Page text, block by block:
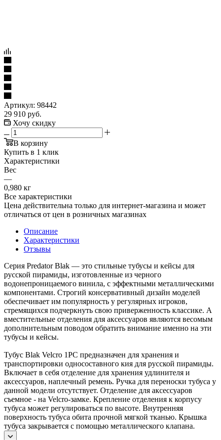
Артикул: 98442
29 910 руб.
Хочу скидку
В корзину
Купить в 1 клик
Характеристики
Вес
—
0,980 кг
Все характеристики
Цена действительна только для интернет-магазина и может
отличаться от цен в розничных магазинах
Описание
Характеристики
Отзывы
Серия Predator Blak — это стильные тубусы и кейсы для
русской пирамиды, изготовленные из черного
водонепроницаемого винила, с эффектными металлическими
компонентами. Строгий консервативный дизайн моделей
обеспечивает им популярность у регулярных игроков,
стремящихся подчеркнуть свою приверженность классике. А
вместительные отделения для аксессуаров являются весомым
дополнительным поводом обратить внимание именно на эти
тубусы и кейсы.
Тубус Blak Velcro 1PC предназначен для хранения и
транспортировки односоставного кия для русской пирамиды.
Включает в себя отделение для хранения удлинителя и
аксессуаров, наплечный ремень. Ручка для переноски тубуса у
данной модели отсутствует. Отделение для аксессуаров
съемное - на Velcro-замке. Крепление отделения к корпусу
тубуса может регулироваться по высоте. Внутренняя
поверхность тубуса обита прочной мягкой тканью. Крышка
тубуса закрывается с помощью металлического клапана.